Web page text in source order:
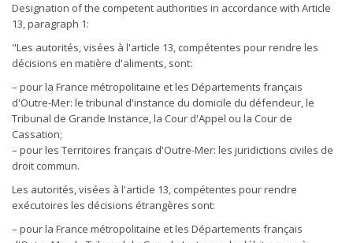
Designation of the competent authorities in accordance with Article
13, paragraph 1:
"Les autorités, visées à l'article 13, compétentes pour rendre les
décisions en matière d'aliments, sont:
– pour la France métropolitaine et les Départements français
d'Outre-Mer: le tribunal d'instance du domicile du défendeur, le
Tribunal de Grande Instance, la Cour d'Appel ou la Cour de
Cassation;
– pour les Territoires français d'Outre-Mer: les juridictions civiles de
droit commun.
Les autorités, visées à l'article 13, compétentes pour rendre
exécutoires les décisions étrangères sont:
– pour la France métropolitaine et les Départements français